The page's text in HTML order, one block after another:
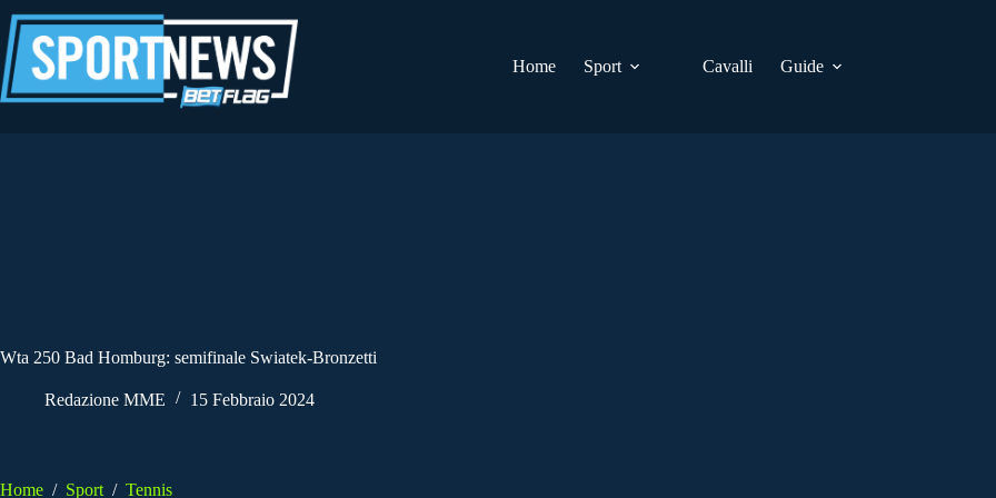
al
contenuto
Home
Sport Cavalli Guide
Wta 250 Bad Homburg: semifinale Swiatek-Bronzetti
Redazione MME 15 Febbraio 2024
Home / Sport / Tennis